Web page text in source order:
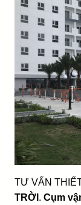
TƯ VẤN
TRỜI . Cụm